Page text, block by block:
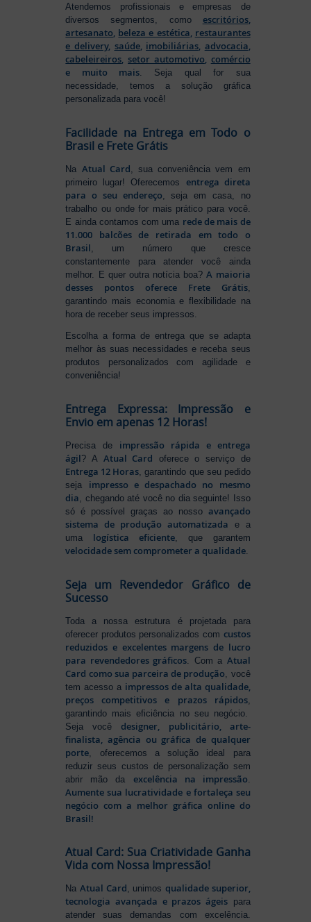
Atendemos profissionais e empresas de
diversos segmentos, como escritórios,
artesanato, beleza e estética, restaurantes
e delivery, saúde, imobiliárias, advocacia,
cabeleireiros, setor automotivo, comércio
e muito mais . Seja qual for sua
necessidade, temos a solução gráfica
personalizada para você!
Facilidade na Entrega em Todo o
Brasil e Frete Grátis
Na Atual Card , sua conveniência vem em
primeiro lugar! Oferecemos entrega direta
para o seu endereço , seja em casa, no
trabalho ou onde for mais prático para você.
E ainda contamos com uma rede de mais de
11.000 balcões de retirada em todo o
Brasil , um número que cresce
constantemente para atender você ainda
melhor. E quer outra notícia boa?A maioria
desses pontos oferece Frete Grátis,
garantindo mais economia e flexibilidade na
hora de receber seus impressos.
Escolha a forma de entrega que se adapta
melhor às suas necessidades e receba seus
produtos personalizados com agilidade e
conveniência!
Entrega Expressa: Impressão e
Envio em apenas 12 Horas!
Precisa de impressão rápida e entrega
ágil? A Atual Card oferece o serviço de
Entrega 12 Horas, garantindo que seu pedido
seja impresso e despachado no mesmo
dia, chegando até você no dia seguinte! Isso
só é possível graças ao nosso avançado
sistema de produção automatizada e a
uma logística eficiente, que garantem
velocidade sem comprometer a qualidade.
Seja um Revendedor Gráfico de
Sucesso
Toda a nossa estrutura é projetada para
oferecer produtos personalizados com custos
reduzidos e excelentes margens de lucro
para revendedores gráficos . Com a Atual
Card como sua parceira de produção , você
tem acesso a impressos de alta qualidade,
preços competitivos e prazos rápidos,
garantindo mais eficiência no seu negócio.
Seja vocêdesigner, publicitário, arte-
finalista, agência ou gráfica de qualquer
porte , oferecemos a solução ideal para
reduzir seus custos de personalização sem
abrir mão da excelência na impressão
Aumente sua lucratividade e fortaleça seu
negócio com a melhor gráfica online do
Brasil!
Atual Card: Sua Criatividade Ganha
Vida com Nossa Impressão!
Na Atual Card, unimos qualidade superior,
tecnologia avançada e prazos ágeispara
atender suas demandas com excelência.